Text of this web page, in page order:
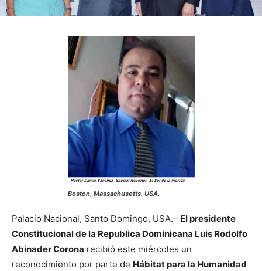
Boston, Massachusetts. USA.
Palacio Nacional, Santo Domingo, USA.– El presidente
Constitucional de la Republica Dominicana Luis Rodolfo
Abinader Corona recibió este miércoles un
reconocimiento por parte de Hábitat para la Humanidad